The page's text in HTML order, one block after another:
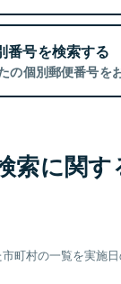
番号を検索する
の個別郵便番号を
索に関す
町村の一覧を実施